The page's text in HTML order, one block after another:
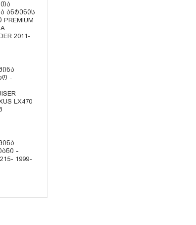
Ანტენის
2011-
-
LX470
-
1999-